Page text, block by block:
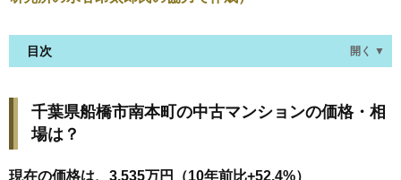
目次 開く ▼
は？
現在の価格は、3,535万円（10年前比+52.4%）
価格を詳細に分析しよう
千葉県船橋市南本町の中古マンションの価格・相
場は？
現在の価格は、3,535万円（10年前比+52.4%）